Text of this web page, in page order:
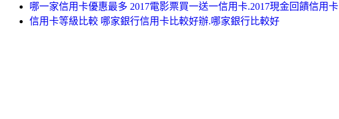
哪一家信用卡優惠最多 2017電影票買一送一信用卡.2017現金回饋信用卡
信用卡等級比較 哪家銀行信用卡比較好辦.哪家銀行比較好